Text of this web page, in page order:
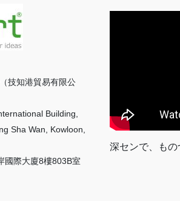
技知港貿易有限公
Building,
Sha Wan, Kowloon,
國際大廈8樓803B室
深センで、も